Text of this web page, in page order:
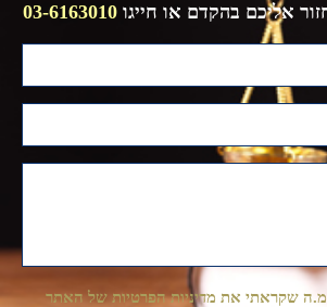
אליכם בהקדם או חייגו 03-6163010
שקראתי את מדיניות הפרטיות של האתר